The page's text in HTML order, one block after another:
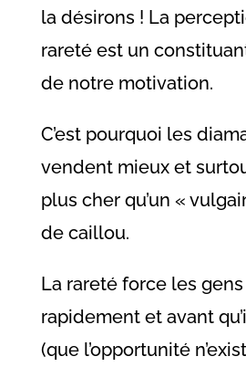
la désirons ! La
rareté est un
de notre motivation.
C’est pourquoi les
vendent mieux et
plus cher qu’un «
de caillou.
La rareté force les
rapidement et avant
(que l’opportunité